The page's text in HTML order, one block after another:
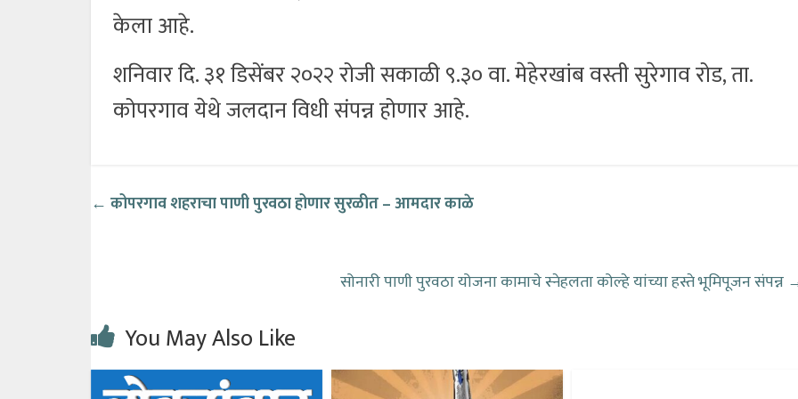
केला आहे.
शनिवार दि. ३१ डिसेंबर २०२२ रोजी सकाळी ९.३० वा. मेहेरखांब वस्ती सुरेगाव रोड, ता.
कोपरगाव येथे जलदान विधी संपन्न होणार आहे.
← कोपरगाव शहराचा पाणी पुरवठा होणार सुरळीत – आमदार काळे
सोनारी पाणी पुरवठा योजना कामाचे स्नेहलता कोल्हे यांच्या हस्ते भूमिपूजन संपन्न
You May Also Like